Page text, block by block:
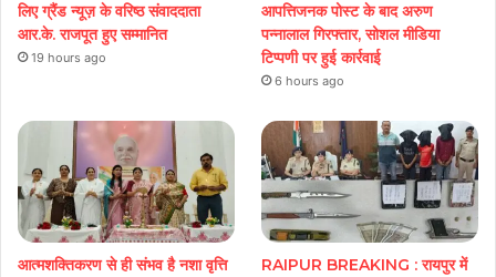
लिए ग्रैंड न्यूज़ के वरिष्ठ संवाददाता
आर.के. राजपूत हुए सम्मानित
19 hours ago
आपत्तिजनक पोस्ट के बाद अरुण
पन्नालाल गिरफ्तार, सोशल मीडिया
टिप्पणी पर हुई कार्रवाई
6 hours ago
आत्मशक्तिकरण से ही संभव है नशा वृत्ति
RAIPUR BREAKING : रायपुर में